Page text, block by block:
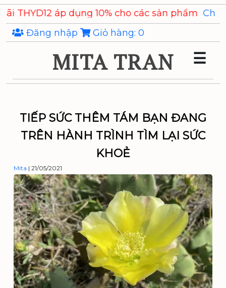
Skip
to
the
content
10% cho các sản phẩmChiết xuất Ý Dĩ
Đăng nhập
Giỏ hàng: 0
MITA TRAN ☰
TIẾP SỨC THÊM TÁM BẠN ĐANG
TRÊN HÀNH TRÌNH TÌM LẠI SỨC
KHOẺ
Mita | 21/05/2021